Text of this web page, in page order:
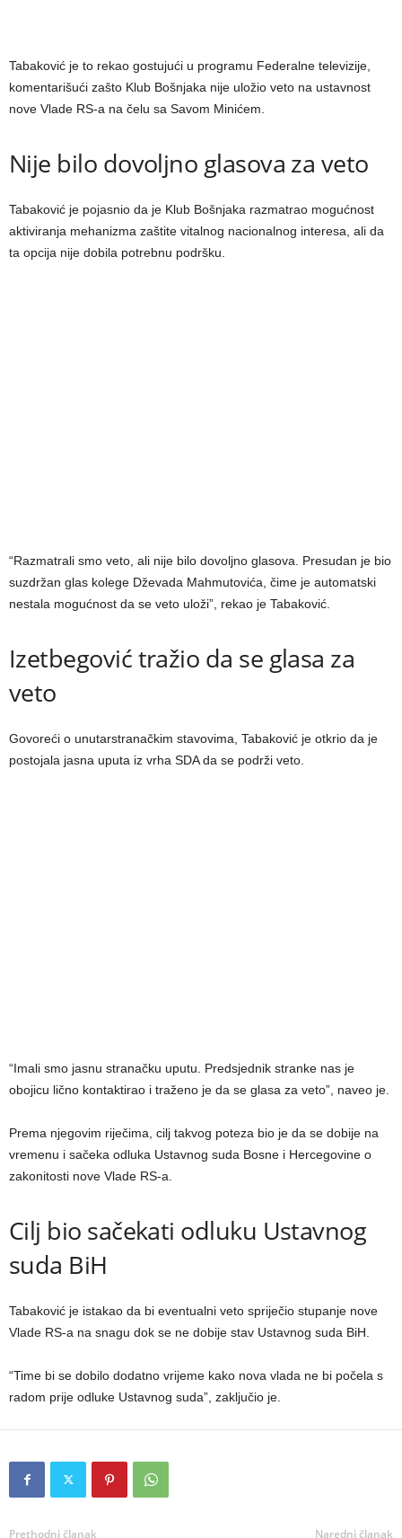
Tabaković je to rekao gostujući u programu Federalne televizije,
komentarišući zašto Klub Bošnjaka nije uložio veto na ustavnost
nove Vlade RS-a na čelu sa Savom Minićem.
Nije bilo dovoljno glasova za veto
Tabaković je pojasnio da je Klub Bošnjaka razmatrao mogućnost
aktiviranja mehanizma zaštite vitalnog nacionalnog interesa, ali da
ta opcija nije dobila potrebnu podršku.
“Razmatrali smo veto, ali nije bilo dovoljno glasova. Presudan je bio
suzdržan glas kolege Dževada Mahmutovića, čime je automatski
nestala mogućnost da se veto uloži”, rekao je Tabaković.
Izetbegović tražio da se glasa za
veto
Govoreći o unutarstranačkim stavovima, Tabaković je otkrio da je
postojala jasna uputa iz vrha SDA da se podrži veto.
“Imali smo jasnu stranačku uputu. Predsjednik stranke nas je
obojicu lično kontaktirao i traženo je da se glasa za veto”, naveo je.
Prema njegovim riječima, cilj takvog poteza bio je da se dobije na
vremenu i sačeka odluka Ustavnog suda Bosne i Hercegovine o
zakonitosti nove Vlade RS-a.
Cilj bio sačekati odluku Ustavnog
suda BiH
Tabaković je istakao da bi eventualni veto spriječio stupanje nove
Vlade RS-a na snagu dok se ne dobije stav Ustavnog suda BiH.
“Time bi se dobilo dodatno vrijeme kako nova vlada ne bi počela s
radom prije odluke Ustavnog suda”, zaključio je.
Prethodni članak Naredni članak